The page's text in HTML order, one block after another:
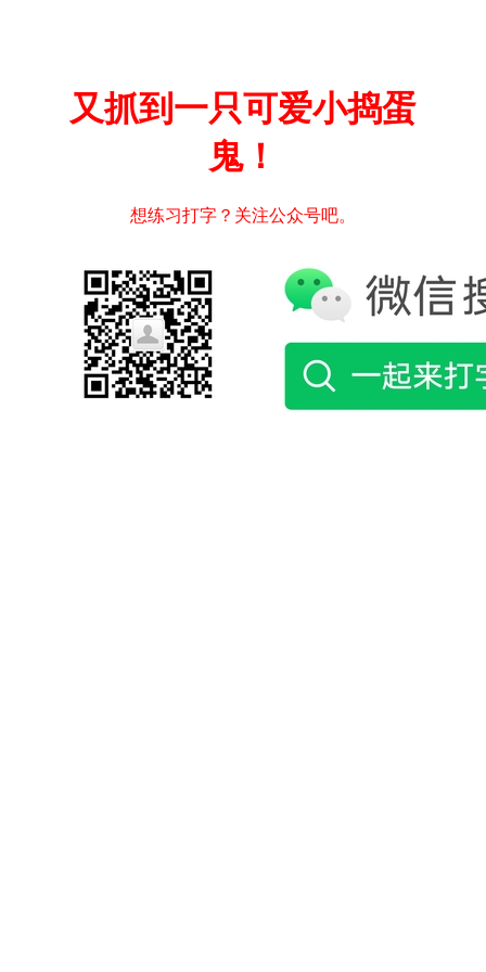
又抓到一只可爱小捣蛋
鬼！
想练习打字？关注公众号吧。